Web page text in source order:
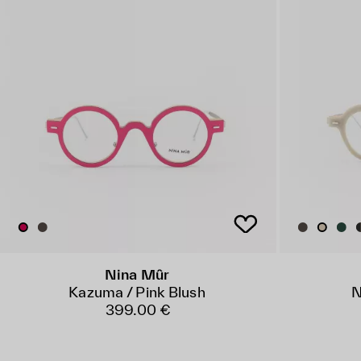
Nina Mûr
Kazuma / Pink Blush
399.00 €